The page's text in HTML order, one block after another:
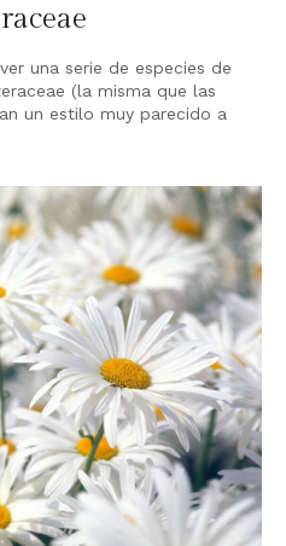
una serie de especies de
(la misma que las
un estilo muy parecido a